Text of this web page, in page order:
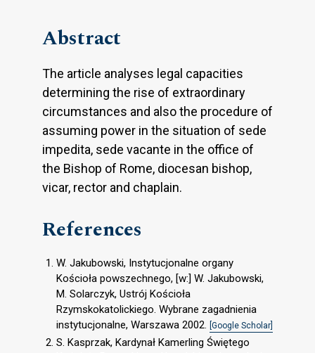
Abstract
The article analyses legal capacities
determining the rise of extraordinary
circumstances and also the procedure of
assuming power in the situation of sede
impedita, sede vacante in the office of
the Bishop of Rome, diocesan bishop,
vicar, rector and chaplain.
References
W. Jakubowski, Instytucjonalne organy
Kościoła powszechnego, [w:] W. Jakubowski,
M. Solarczyk, Ustrój Kościoła
Rzymskokatolickiego. Wybrane zagadnienia
instytucjonalne, Warszawa 2002.
[Google Scholar]
S. Kasprzak, Kardynał Kamerling Świętego